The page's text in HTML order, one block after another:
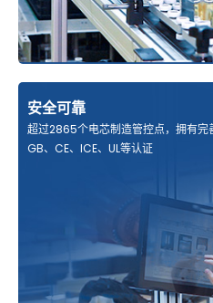
安全可靠
超过2865个电芯制造管控点，拥有完
GB、CE、ICE、UL等认证